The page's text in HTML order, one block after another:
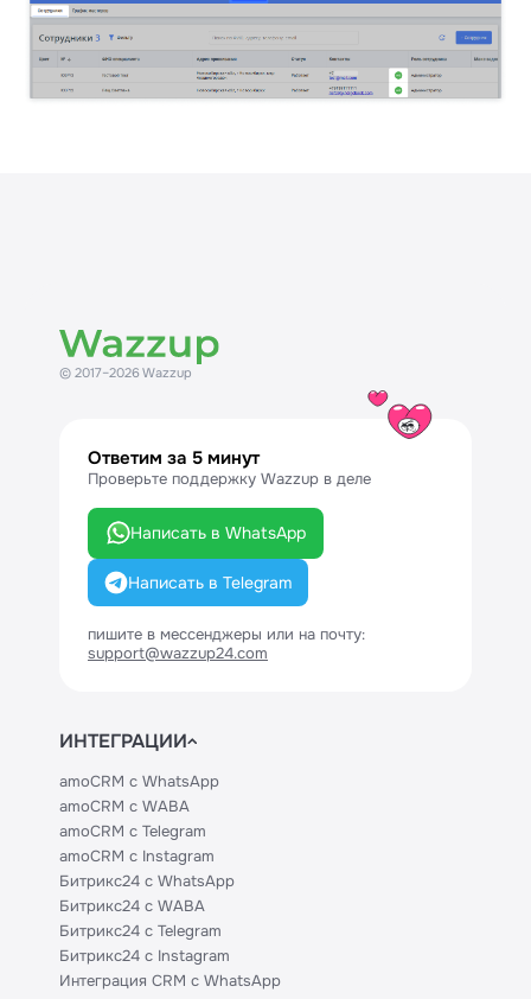
© 2017–2026 Wazzup
Ответим за 5 минут
Проверьте поддержку Wazzup в деле
Написать в WhatsApp
Написать в Telegram
пишите в мессенджеры или на почту:
support@wazzup24.com
ИНТЕГРАЦИИ
amoCRM с WhatsApp
amoCRM с WABA
amoCRM с Telegram
amoCRM с Instagram
Битрикс24 с WhatsApp
Битрикс24 с WABA
Битрикс24 с Telegram
Битрикс24 с Instagram
Интеграция CRM с WhatsApp